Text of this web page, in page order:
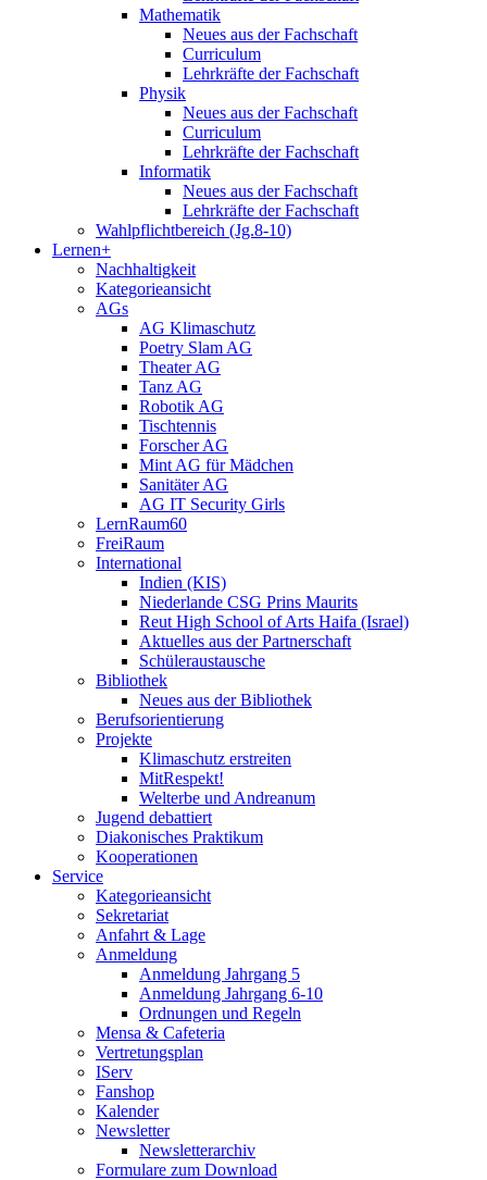
Mathematik
Neues aus der Fachschaft
Curriculum
Lehrkräfte der Fachschaft
Physik
Neues aus der Fachschaft
Curriculum
Lehrkräfte der Fachschaft
Informatik
Neues aus der Fachschaft
Lehrkräfte der Fachschaft
Wahlpflichtbereich (Jg.8-10)
Lernen+
Nachhaltigkeit
Kategorieansicht
AGs
AG Klimaschutz
Poetry Slam AG
Theater AG
Tanz AG
Robotik AG
Tischtennis
Forscher AG
Mint AG für Mädchen
Sanitäter AG
AG IT Security Girls
LernRaum60
FreiRaum
International
Indien (KIS)
Niederlande CSG Prins Maurits
Reut High School of Arts Haifa (Israel)
Aktuelles aus der Partnerschaft
Schüleraustausche
Bibliothek
Neues aus der Bibliothek
Berufsorientierung
Projekte
Klimaschutz erstreiten
MitRespekt!
Welterbe und Andreanum
Jugend debattiert
Diakonisches Praktikum
Kooperationen
Service
Kategorieansicht
Sekretariat
Anfahrt & Lage
Anmeldung
Anmeldung Jahrgang 5
Anmeldung Jahrgang 6-10
Ordnungen und Regeln
Mensa & Cafeteria
Vertretungsplan
IServ
Fanshop
Kalender
Newsletter
Newsletterarchiv
Formulare zum Download